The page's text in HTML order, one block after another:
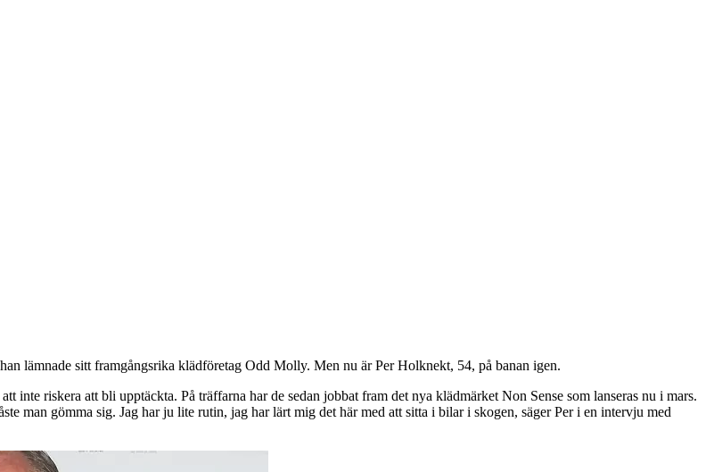
lämnade sitt framgångsrika klädföretag Odd Molly. Men nu är Per Holknekt, 54, på banan igen.
inte riskera att bli upptäckta. På träffarna har de sedan jobbat fram det nya klädmärket Non Sense som lanseras nu i mars.
man gömma sig. Jag har ju lite rutin, jag har lärt mig det här med att sitta i bilar i skogen, säger Per i en intervju med